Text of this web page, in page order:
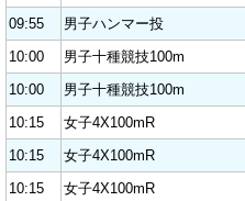
09:55
男子ハンマー投
10:00
男子十種競技100m
10:00
男子十種競技100m
10:15
女子4X100mR
10:15
女子4X100mR
10:15
女子4X100mR